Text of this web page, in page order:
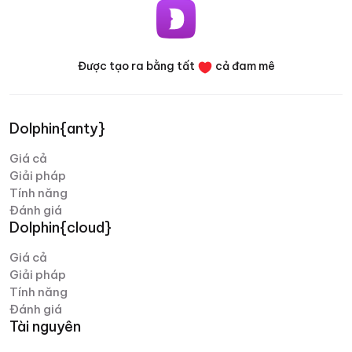
năng quan trọng. Nếu có bất kỳ thắc mắc nào, đội
ngũ hỗ trợ khách hàng luôn sẵn sàng giúp đỡ toàn
@+1LI1ZrhTTARmODJi
Chúng tôi đã sử dụng sản phẩm Dolphin ngay từ khi mới
ra mắt. Công cụ hỗ trợ đa nền tảng là sản phẩm đầu tiên
xuất hiện trên thị trường, sau đó là trình duyệt ẩn danh.
Không có trình duyệt nào thiết lập tốt hơn Dolphin khi
chạy trên Facebook. Trình duyệt rất dễ sử dụng, dịch vụ
có thể tùy chỉnh dễ dàng – chỉ mất vài phút từ khi cài
đặt đến lúc mở hồ sơ làm việc. Một ưu điểm lớn khác của
Dolphin là đội ngũ luôn sẵn sàng cải tiến sản phẩm; dịch
vụ thường xuyên được cập nhật và nâng cấp.
Được tạo ra bằng tất cả đam mê
Dolphin{anty}
Giá cả
Giải pháp
Tính năng
Đánh giá
Dolphin{cloud}
Giá cả
Giải pháp
Tính năng
Đánh giá
Tài nguyên